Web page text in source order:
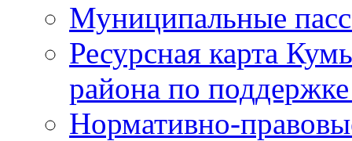
Муниципальные
Ресурсная карта
района по
Нормативно-